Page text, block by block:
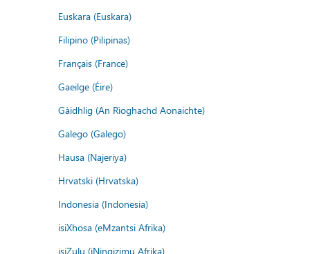
Euskara (Euskara)
Filipino (Pilipinas)
Français (France)
Gaeilge (Éire)
Gàidhlig (An Rìoghachd Aonaichte)
Galego (Galego)
Hausa (Najeriya)
Hrvatski (Hrvatska)
Indonesia (Indonesia)
isiXhosa (eMzantsi Afrika)
isiZulu (iNingizimu Afrika)